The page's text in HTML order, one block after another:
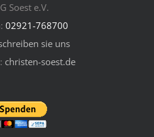
Soest e.V.
02921-768700
sie uns
christen-soest.de